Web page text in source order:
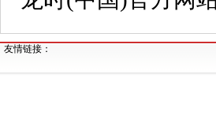
友情链接：